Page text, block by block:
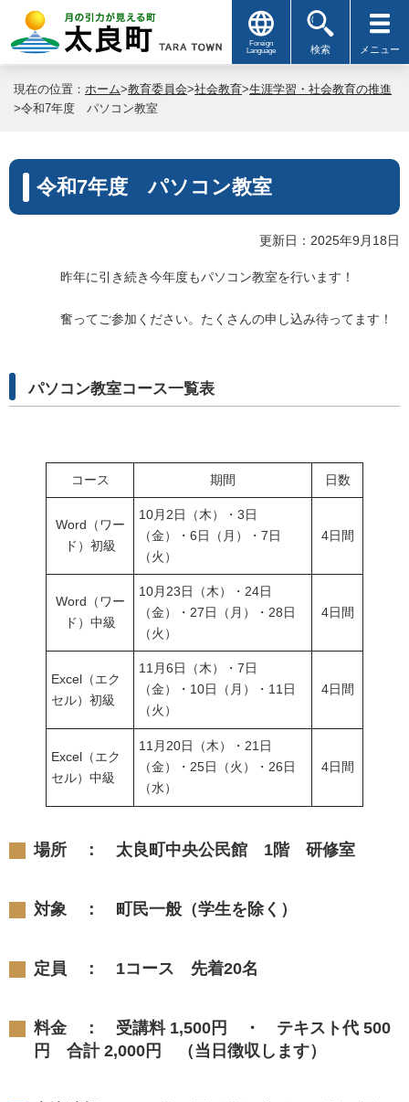
Foreign
Language
検索 メニュー
現在の位置： ホーム>教育委員会>社会教育>生涯学習・社会教育の推進
>令和7年度 パソコン教室
令和7年度 パソコン教室
更新日：2025年9月18日
昨年に引き続き今年度もパソコン教室を行います！
奮ってご参加ください。たくさんの申し込み待ってます！
パソコン教室コース一覧表
コース 期間 日数
Word（ワー
ド）初級
10月2日（木）・3日
（金）・6日（月）・7日
（火）
4日間
Word（ワー
ド）中級
10月23日（木）・24日
（金）・27日（月）・28日
（火）
4日間
Excel（エク
セル）初級
11月6日（木）・7日
（金）・10日（月）・11日
（火）
4日間
Excel（エク
セル）中級
11月20日（木）・21日
（金）・25日（火）・26日
（水）
4日間
場所 ： 太良町中央公民館 1階 研修室
対象 ： 町民一般（学生を除く）
定員 ： 1コース 先着20名
料金 ： 受講料 1,500円 ・ テキスト代 500
円 合計 2,000円 （当日徴収します）